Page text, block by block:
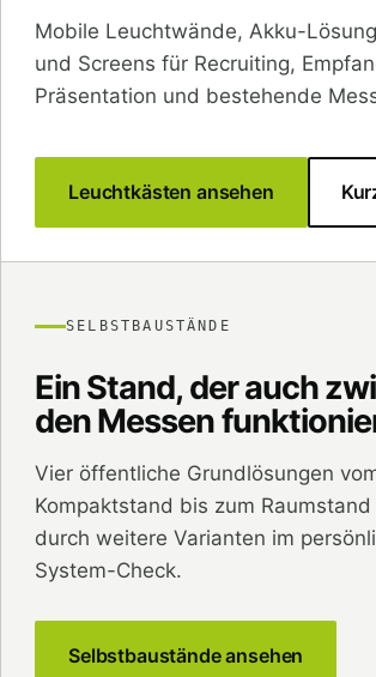
Mobile Leuchtwände, Akku-
und Screens für Recruiting,
Präsentation und bestehende
Leuchtkästen ansehen
SELBSTBAUSTÄNDE
Ein Stand, der auch
den Messen
Vier öffentliche Grundlösungen
Kompaktstand bis zum
durch weitere Varianten im
System-Check.
Selbstbaustände ansehen